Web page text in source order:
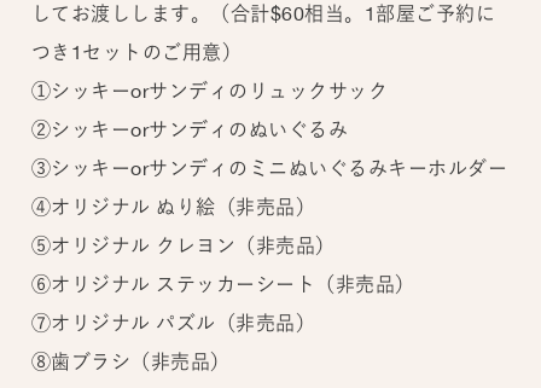
してお渡しします。（合計$60相当。1部屋ご予約に
つき1セットのご用意）
①シッキーorサンディのリュックサック
②シッキーorサンディのぬいぐるみ
③シッキーorサンディのミニぬいぐるみキーホルダー
④オリジナル ぬり絵（非売品）
⑤オリジナル クレヨン（非売品）
⑥オリジナル ステッカーシート（非売品）
⑦オリジナル パズル（非売品）
⑧歯ブラシ（非売品）